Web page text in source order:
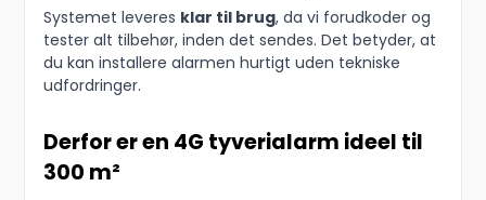
Systemet leveres klar til brug, da vi forudkoder og
tester alt tilbehør, inden det sendes. Det betyder, at
du kan installere alarmen hurtigt uden tekniske
udfordringer.
Derfor er en 4G tyverialarm ideel til
300 m²